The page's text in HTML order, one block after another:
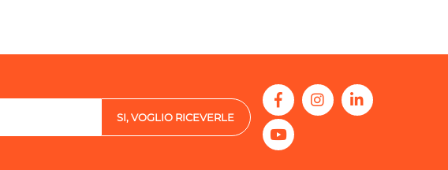
SI, VOGLIO RICEVERLE